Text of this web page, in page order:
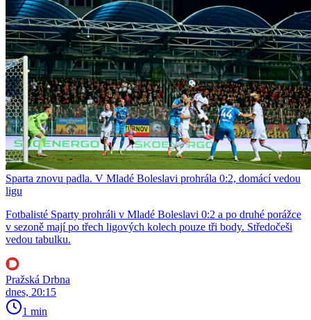
Sparta znovu padla. V Mladé Boleslavi prohrála 0:2, domácí vedou
ligu
Fotbalisté Sparty prohráli v Mladé Boleslavi 0:2 a po druhé porážce
v sezoně mají po třech ligových kolech pouze tři body. Středočeši
vedou tabulku.
Pražská Drbna
dnes, 20:15
1 min